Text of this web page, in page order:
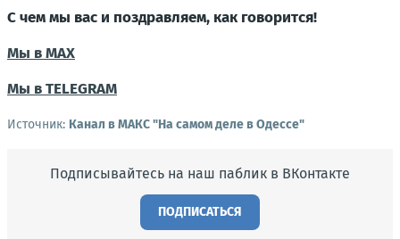
С чем мы вас и поздравляем, как говорится!
Мы в МАХ
Мы в TELEGRAM
Источник: Канал в МАКС "На самом деле в Одессе"
Подписывайтесь на наш паблик в ВКонтакте
ПОДПИСАТЬСЯ